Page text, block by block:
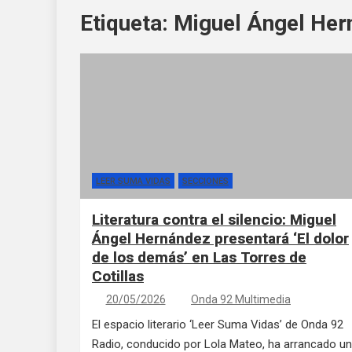
Etiqueta: Miguel Ángel
LEER SUMA VIDAS SECCIONES
Literatura contra el silencio: Miguel
Ángel Hernández presentará ‘El dolor
de los demás’ en Las Torres de
Cotillas
20/05/2026 Onda 92 Multimedia
El espacio literario ‘Leer Suma Vidas’ de Onda 92
Radio, conducido por Lola Mateo, ha arrancado